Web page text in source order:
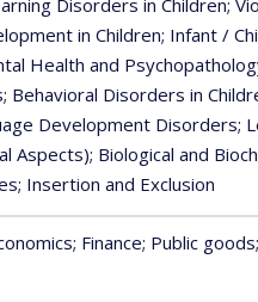
Disorders in Children;
in Children; Infant /
Health and
; Behavioral Disorders in
Development Disorders;
Aspects); Biological and
; Insertion and Exclusion
; Finance; Public goods